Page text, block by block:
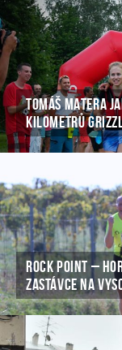
TOMÁŠ MATERA
KILOMETRŮ
ROCK POINT –
ZASTÁVCE NA